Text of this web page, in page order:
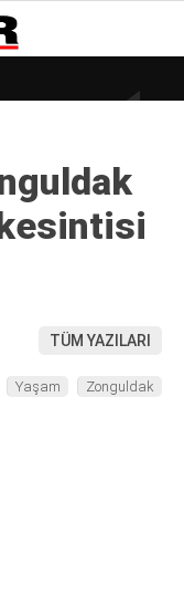
°
TÜM YAZILARI
Yaşam Zonguldak